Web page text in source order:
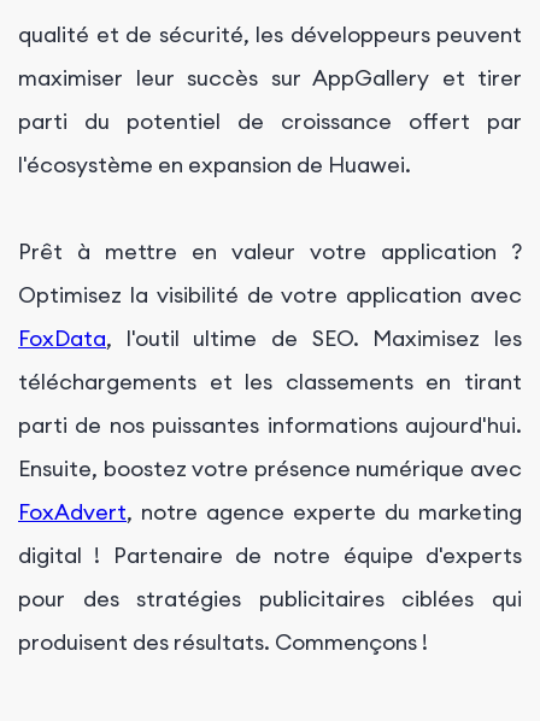
qualité et de sécurité, les développeurs peuvent
maximiser leur succès sur AppGallery et tirer
parti du potentiel de croissance offert par
l'écosystème en expansion de Huawei.
Prêt à mettre en valeur votre application ?
Optimisez la visibilité de votre application avec
FoxData, l'outil ultime de SEO. Maximisez les
téléchargements et les classements en tirant
parti de nos puissantes informations aujourd'hui.
Ensuite, boostez votre présence numérique avec
FoxAdvert, notre agence experte du marketing
digital ! Partenaire de notre équipe d'experts
pour des stratégies publicitaires ciblées qui
produisent des résultats. Commençons !